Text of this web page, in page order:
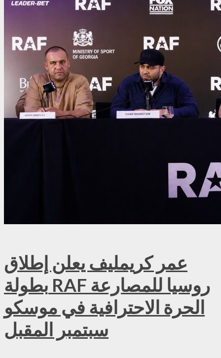
عمر كريمليف يعلن إطلاق
بطولة RAF روسيا للمصارعة
الحرة الاحترافية في موسكو
سبتمبر المقبل